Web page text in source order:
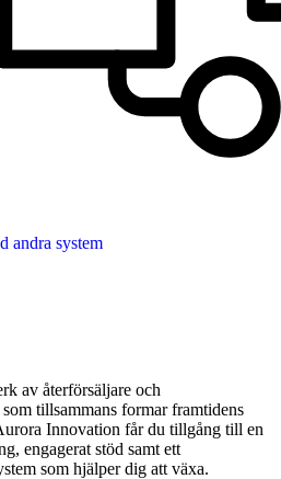
andra system
av återförsäljare och
tillsammans formar framtidens
Innovation får du tillgång till en
engagerat stöd samt ett
som hjälper dig att växa.